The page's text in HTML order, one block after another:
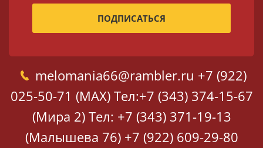
melomania66@rambler.ru +7 (922)
025-50-71 (MAX) Тел:+7 (343) 374-15-67
(Мира 2) Тел: +7 (343) 371-19-13
(Малышева 76) +7 (922) 609-29-80